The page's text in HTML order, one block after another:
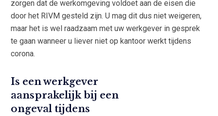
zorgen dat de werkomgeving voldoet aan de eisen die
door het RIVM gesteld zijn. U mag dit dus niet weigeren,
maar het is wel raadzaam met uw werkgever in gesprek
te gaan wanneer u liever niet op kantoor werkt tijdens
corona.
Is een werkgever
aansprakelijk bij een
ongeval tijdens